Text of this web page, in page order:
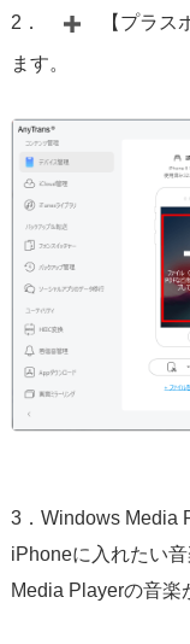
2． 【プラ
ます。
3．Windows Media
iPhoneに入れたい
Media Playerの音楽